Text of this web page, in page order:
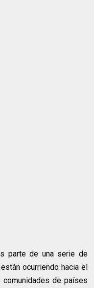
parte de una serie de
ocurriendo hacia el
de países